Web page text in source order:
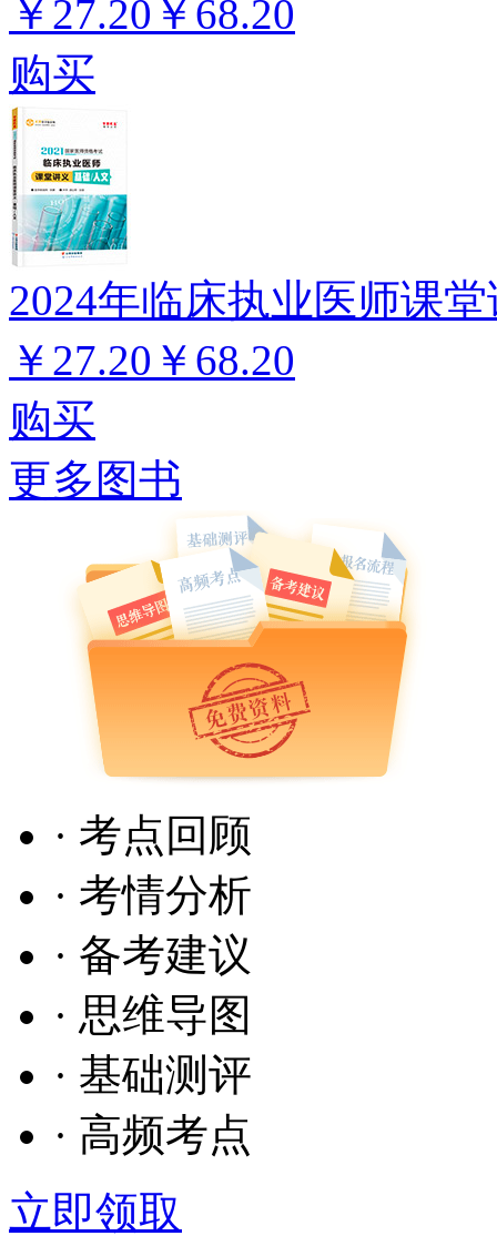
￥27.20 ￥68.20
购买
2024年临床执业医师课
￥27.20 ￥68.20
购买
更多图书
· 考点回顾
· 考情分析
· 备考建议
· 思维导图
· 基础测评
· 高频考点
立即领取